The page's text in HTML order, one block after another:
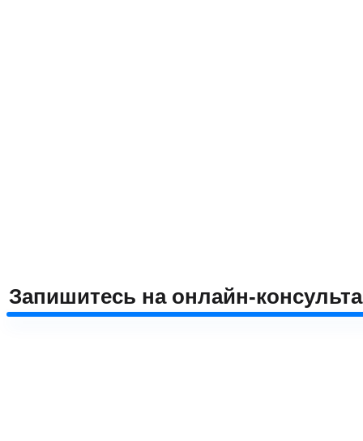
Запишитесь на онлайн-